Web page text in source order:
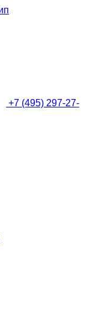
+7 (495) 297-27-